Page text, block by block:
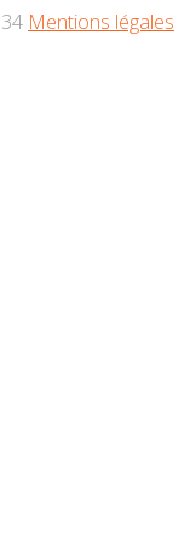
Mentions légales